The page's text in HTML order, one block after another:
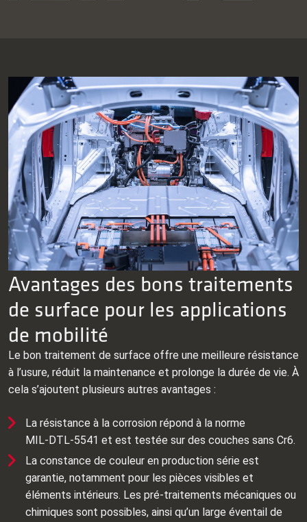
Avantages des bons traitements
de surface pour les applications
de mobilité
Le bon traitement de surface offre une meilleure résistance
à l’usure, réduit la maintenance et prolonge la durée de vie. À
cela s’ajoutent plusieurs autres avantages :
La résistance à la corrosion répond à la norme
MIL‑DTL‑5541 et est testée sur des couches sans Cr6.
La constance de couleur en production série est
garantie, notamment pour les pièces visibles et
éléments intérieurs. Les pré‑traitements mécaniques ou
chimiques sont possibles, ainsi qu’un large éventail de